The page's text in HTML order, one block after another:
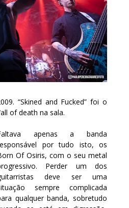
“Skined and Fucked” foi o
of death na sala.
apenas a banda
por tudo isto, os
Of Osiris, com o seu metal
Perder um dos
deve ser uma
sempre complicada
qualquer banda, sobretudo